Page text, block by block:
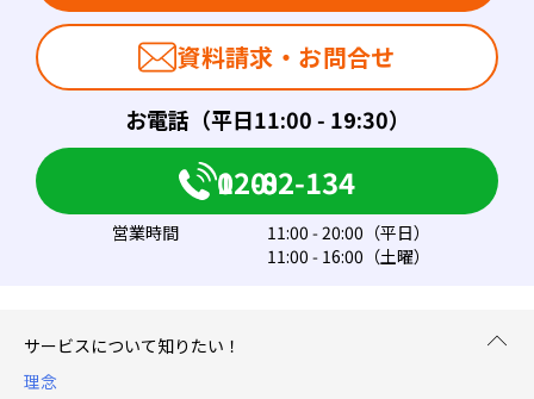
お電話（平日11:00 - 19:30）
0120-082-134
営業時間
11:00 - 20:00（平日）
11:00 - 16:00（土曜）
資料請求・お問合せ
サービスについて知りたい！
理念